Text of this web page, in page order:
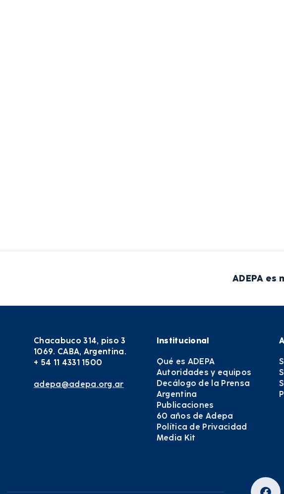
ADEPA es
Chacabuco 314, piso 3
1069. CABA, Argentina.
+ 54 11 4331 1500
adepa@adepa.org.ar
Institucional
Qué es ADEPA
Autoridades y equipos
Decálogo de la Prensa
Argentina
Publicaciones
60 años de Adepa
Política de Privacidad
Media Kit